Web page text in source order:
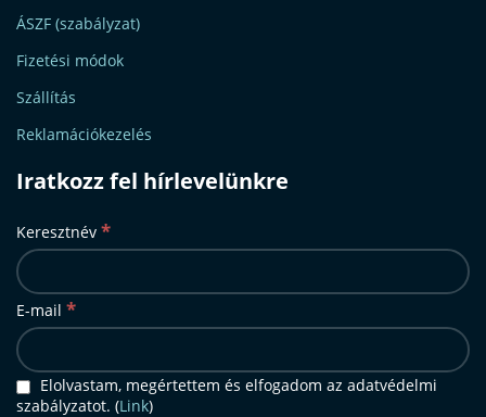
ÁSZF (szabályzat)
Fizetési módok
Szállítás
Reklamációkezelés
Iratkozz fel hírlevelünkre
Keresztnév *
E-mail *
Elolvastam, megértettem és elfogadom az adatvédelmi
szabályzatot. (Link)